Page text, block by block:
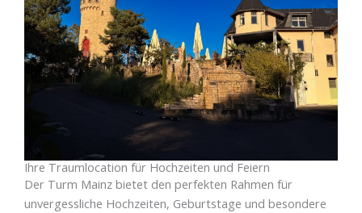
Ihre Traumlocation für Hochzeiten und Feiern
Der Turm Mainz bietet den perfekten Rahmen für
unvergessliche Hochzeiten, Geburtstage und besondere